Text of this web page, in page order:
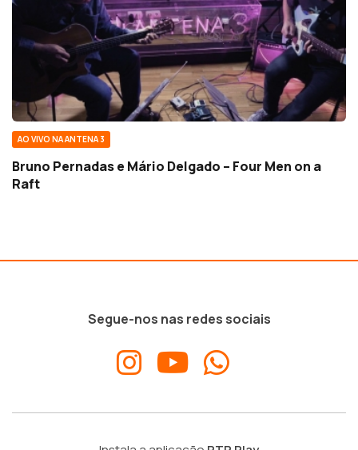
AO VIVO NA ANTENA 3
Bruno Pernadas e Mário Delgado – Four Men on a
Raft
Segue-nos nas redes sociais